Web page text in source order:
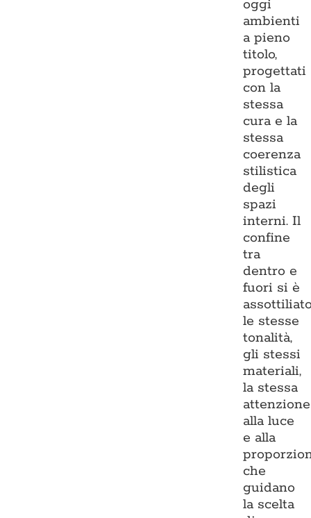
oggi
ambienti
a pieno
titolo,
progettati
con la
stessa
cura e la
stessa
coerenza
stilistica
degli
spazi
interni. Il
confine
tra
dentro e
fuori si è
le stesse
tonalità,
gli stessi
materiali,
la stessa
attenzione
alla luce
e alla
che
guidano
la scelta